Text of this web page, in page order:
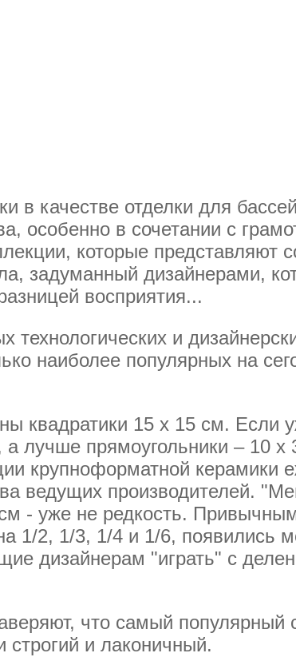
в качестве отделки для
особенно в сочетании с
которые представляют
задуманный дизайнерами,
восприятия...
технологических и
наиболее популярных на
квадратики 15 х 15 см. Если
лучше прямоугольники – 10 х
крупноформатной керамики
ведущих производителей.
- уже не редкость.
1/2, 1/3, 1/4 и 1/6, появились
дизайнерам "играть" с
что самый популярный
и лаконичный.